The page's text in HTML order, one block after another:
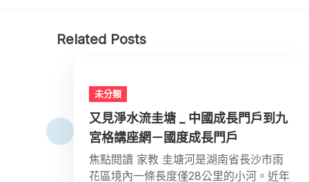
Related Posts
未分類
又見淨水流圭塘 _ 中國成長門戶到九
宮格講座網－國度成長門戶
焦點閱讀 家教 圭塘河是湖南省長沙市雨
花區境內一條長度僅28公里的小河。近年